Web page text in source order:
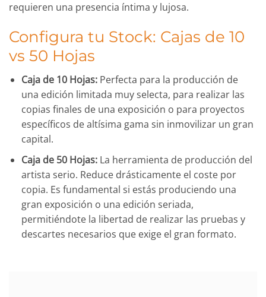
requieren una presencia íntima y lujosa.
Configura tu Stock: Cajas de 10
vs 50 Hojas
Caja de 10 Hojas:Perfecta para la producción de
una edición limitada muy selecta, para realizar las
copias finales de una exposición o para proyectos
específicos de altísima gama sin inmovilizar un gran
capital.
Caja de 50 Hojas:La herramienta de producción del
artista serio. Reduce drásticamente el coste por
copia. Es fundamental si estás produciendo una
gran exposición o una edición seriada,
permitiéndote la libertad de realizar las pruebas y
descartes necesarios que exige el gran formato.